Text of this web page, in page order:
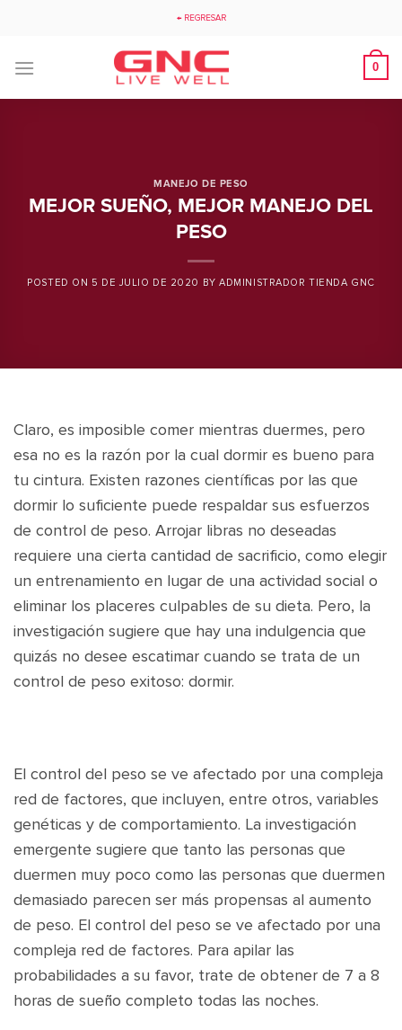
← REGRESAR
0
MANEJO DE PESO
MEJOR SUEÑO, MEJOR MANEJO DEL
PESO
POSTED ON 5 DE JULIO DE 2020 BYADMINISTRADOR TIENDA GNC
Claro, es imposible comer mientras duermes, pero
esa no es la razón por la cual dormir es bueno para
tu cintura. Existen razones científicas por las que
dormir lo suficiente puede respaldar sus esfuerzos
de control de peso. Arrojar libras no deseadas
requiere una cierta cantidad de sacrificio, como elegir
un entrenamiento en lugar de una actividad social o
eliminar los placeres culpables de su dieta. Pero, la
investigación sugiere que hay una indulgencia que
quizás no desee escatimar cuando se trata de un
control de peso exitoso: dormir.
El control del peso se ve afectado por una compleja
red de factores, que incluyen, entre otros, variables
genéticas y de comportamiento. La investigación
emergente sugiere que tanto las personas que
duermen muy poco como las personas que duermen
demasiado parecen ser más propensas al aumento
de peso. El control del peso se ve afectado por una
compleja red de factores. Para apilar las
probabilidades a su favor, trate de obtener de 7 a 8
horas de sueño completo todas las noches.